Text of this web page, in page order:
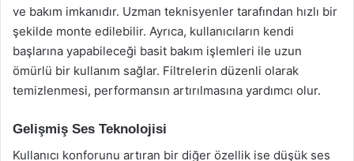
ve bakım imkanıdır. Uzman teknisyenler tarafından hızlı bir
şekilde monte edilebilir. Ayrıca, kullanıcıların kendi
başlarına yapabileceği basit bakım işlemleri ile uzun
ömürlü bir kullanım sağlar. Filtrelerin düzenli olarak
temizlenmesi, performansın artırılmasına yardımcı olur.
Gelişmiş Ses Teknolojisi
Kullanıcı konforunu artıran bir diğer özellik ise düşük ses